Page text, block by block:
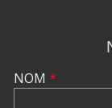
NOM *